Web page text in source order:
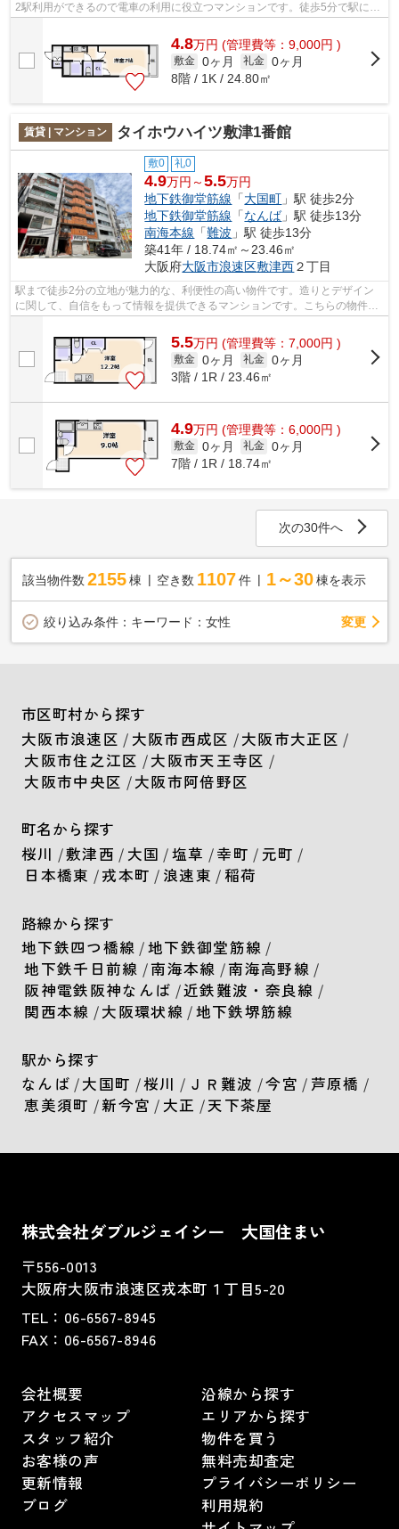
2駅利用ができるので電車の利用に役立つマンションです。徒歩5分で駅にア
4.8万円 (管理費等：9,000円 )
敷金 0ヶ月 礼金 0ヶ月
8階 / 1K / 24.80㎡
賃貸 | マンション タイホウハイツ敷津1番館
敷0 礼0
4.9万円～5.5万円
地下鉄御堂筋線 「大国町 」駅 徒歩2分
地下鉄御堂筋線 「なんば」駅 徒歩13分
南海本線 「難波 」駅 徒歩13分
築41年 / 18.74㎡～23.46㎡
大阪府大阪市浪速区敷津西２丁目
駅まで徒歩2分の立地が魅力的な、利便性の高い物件です。造りとデザイン
に関して、自信をもって情報を提供できるマンションです。こちらの物件は
5.5万円 (管理費等：7,000円 )
敷金 0ヶ月 礼金 0ヶ月
3階 / 1R / 23.46㎡
4.9万円 (管理費等：6,000円 )
敷金 0ヶ月 礼金 0ヶ月
7階 / 1R / 18.74㎡
次の30件へ
該当物件数 2155棟 空き数 1107 件 1～30 棟を表示
絞り込み条件： キーワード：女性 変更
市区町村から探す
大阪市浪速区 / 大阪市西成区 /大阪市大正区 /
大阪市住之江区 /大阪市天王寺区 /
大阪市中央区 /大阪市阿倍野区
町名から探す
桜川 /敷津西 / 大国 /塩草 /幸町 / 元町 /
日本橋東 /戎本町 / 浪速東 /稲荷
路線から探す
地下鉄四つ橋線 /地下鉄御堂筋線 /
地下鉄千日前線 /南海本線 /南海高野線 /
阪神電鉄阪神なんば /近鉄難波・奈良線 /
関西本線 /大阪環状線 /地下鉄堺筋線
駅から探す
なんば /大国町 /桜川 / ＪＲ難波 /今宮 / 芦原橋 /
恵美須町 /新今宮 / 大正 /天下茶屋
株式会社ダブルジェイシー 大国住まい
〒556-0013
大阪府大阪市浪速区戎本町１丁目5-20
TEL： 06-6567-8945
FAX：06-6567-8946
会社概要
アクセスマップ
スタッフ紹介
お客様の声
更新情報
ブログ
沿線から探す
エリアから探す
物件を買う
無料売却査定
プライバシーポリシー
利用規約